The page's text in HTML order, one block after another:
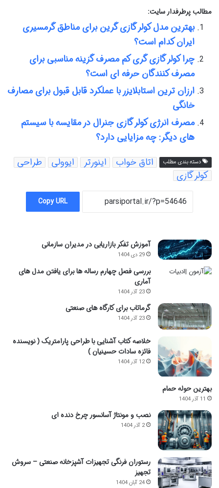
مطالب پرطرفدار سایت:
بهترین مدل کولر گازی گرین برای مناطق گرمسیری
ایران کدام است؟
چرا کولر گازی گری کم مصرف گزینه مناسبی برای
مصرف کنندگان حرفه ای است؟
ارزان ترین استابلایزر با عملکرد قابل قبول برای مصارف
خانگی
مصرف انرژی کولر گازی جنرال در مقایسه با سیستم
های دیگر: چه مزایایی دارد؟
دسته بندی مطلب اتاق خواب اینورتر ایوولی
طراحی
کولر گازی
Copy URL
آموزش تفکر بازاریابی در مدیران سازمانی
29 دی 1404
بررسی فصل چهارم رساله ها برای یافتن مدل های
آماری
23 آذر 1404
گرماتاب برای کارگاه های صنعتی
23 آذر 1404
خلاصه کتاب آشنایی با طراحی پارامتریک ( نویسنده
فائزه سادات حسینیان )
12 آذر 1404
بهترین حوله حمام
11 آذر 1404
نصب و مونتاژ آسانسور چرخ دنده ای
2 آذر 1404
رستوران فرنگی تجهیزات آشپزخانه صنعتی – سروش
تجهیز
24 آبان 1404